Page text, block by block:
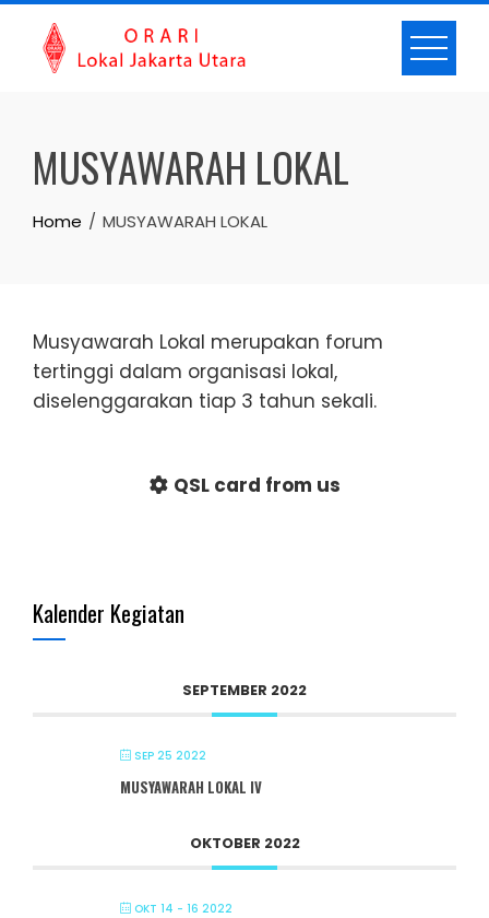
Skip
content
MUSYAWARAH LOKAL
Home MUSYAWARAH LOKAL
Musyawarah Lokal merupakan forum
tertinggi dalam organisasi lokal,
diselenggarakan tiap 3 tahun sekali.
QSL card from us
Kalender Kegiatan
SEPTEMBER 2022
SEP 25 2022
MUSYAWARAH LOKAL IV
OKTOBER 2022
OKT 14 - 16 2022